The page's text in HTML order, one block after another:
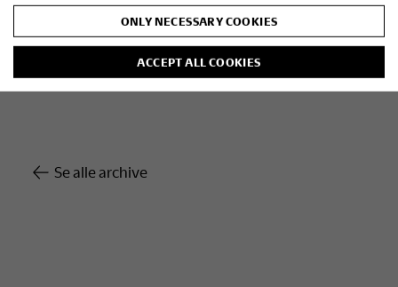
For yderligere oplysninger om arrangementet
kontakt centerleder Signe Boeskov på
sb@gammelestrup eller tlf. 87950708
Se alle archive
ONLY NECESSARY COOKIES
ACCEPT ALL COOKIES